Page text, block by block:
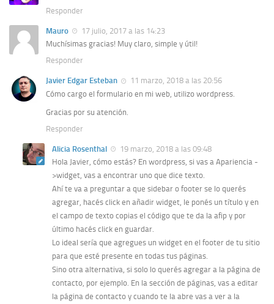
Responder
Mauro
17 julio, 2017 a las 14:23
Muchísimas gracias! Muy claro, simple y útil!
Responder
Javier Edgar Esteban
11 marzo, 2018 a las 20:56
Cómo cargo el formulario en mi web, utilizo wordpress.
Gracias por su atención.
Responder
Alicia Rosenthal
19 marzo, 2018 a las 09:48
Hola Javier, cómo estás? En wordpress, si vas a Apariencia -
>widget, vas a encontrar uno que dice texto.
Ahí te va a preguntar a que sidebar o footer se lo querés
agregar, hacés click en añadir widget, le ponés un título y en
el campo de texto copias el código que te da la afip y por
último hacés click en guardar.
Lo ideal sería que agregues un widget en el footer de tu sitio
para que esté presente en todas tus páginas.
Sino otra alternativa, si solo lo querés agregar a la página de
contacto, por ejemplo. En la sección de páginas, vas a editar
la página de contacto y cuando te la abre vas a ver a la